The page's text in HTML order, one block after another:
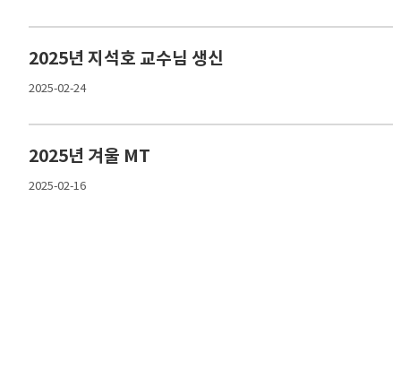
2025년 지석호 교수님 생신
2025-02-24
2025년 겨울 MT
2025-02-16